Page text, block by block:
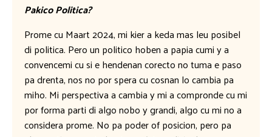
Pakico Politica?
Prome cu Maart 2024, mi kier a keda mas leu posibel
di politica. Pero un politico hoben a papia cumi y a
convencemi cu si e hendenan corecto no tuma e paso
pa drenta, nos no por spera cu cosnan lo cambia pa
miho. Mi perspectiva a cambia y mi a compronde cu mi
por forma parti di algo nobo y grandi, algo cu mi no a
considera prome. No pa poder of posicion, pero pa